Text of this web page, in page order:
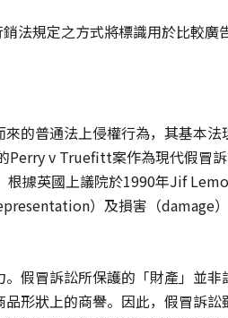
法規定之方式將標識用於比較廣
的普通法上侵權行為，其基本
Perry v Truefitt案作為現代假冒
根據英國上議院於1990年Jif
）及損害（damage）
假冒訴訟所保護的「財產」並
形狀上的商譽。因此，假冒訴